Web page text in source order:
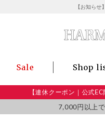
【お知ら
Sale Shop
【連休クーポン｜公式
7,000円以上